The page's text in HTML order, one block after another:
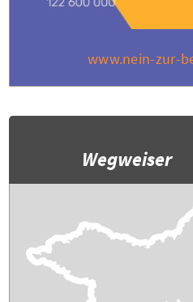
www.nein-zur-
Wegweiser